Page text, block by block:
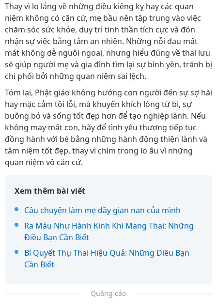
Thay vì lo lắng về những điều kiêng kỵ hay các quan
niệm không có căn cứ, mẹ bầu nên tập trung vào việc
chăm sóc sức khỏe, duy trì tinh thần tích cực và đón
nhận sự việc bằng tâm an nhiên. Những nỗi đau mất
mát không dễ nguôi ngoai, nhưng hiểu đúng về thai lưu
sẽ giúp người mẹ và gia đình tìm lại sự bình yên, tránh bị
chi phối bởi những quan niệm sai lệch.
Tóm lại, Phật giáo không hướng con người đến sự sợ hãi
hay mặc cảm tội lỗi, mà khuyến khích lòng từ bi, sự
buông bỏ và sống tốt đẹp hơn để tạo nghiệp lành. Nếu
không may mất con, hãy để tình yêu thương tiếp tục
đồng hành với bé bằng những hành động thiện lành và
tâm niệm tốt đẹp, thay vì chìm trong lo âu vì những
quan niệm vô căn cứ.
Xem thêm bài viết
Câu chuyện làm mẹ đầy gian nan của mình
Ra Máu Như Hành Kinh Khi Mang Thai: Những
Điều Bạn Cần Biết
Bí Quyết Thụ Thai Hiệu Quả: Những Điều Bạn
Cần Biết
Quảng cáo